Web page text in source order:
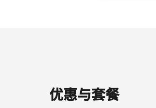
优惠与套餐